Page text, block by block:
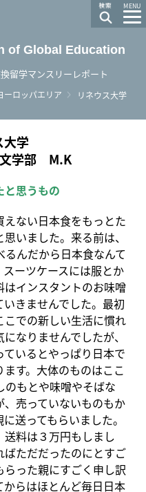
MENU
of Global Education
留学マンスリーレポート
ーロッパエリア
リネウス大学
大学
学部 M.K
と思うもの
ない日本食をもっとた
いました。来る前は、
んだから日本食なんて
ーツケースには服とか
はインスタントのお味噌
きませんでした。最初
での新しい生活に慣れ
なりませんでしたが、
いるとやっぱり日本で
す。大体のものはここ
のもとや味噌やそばな
売っていないものもか
送ってもらいました。
送料は３万円もしまし
ただだったのにとすご
らった親にすごく申し訳
らはほとんど毎日日本